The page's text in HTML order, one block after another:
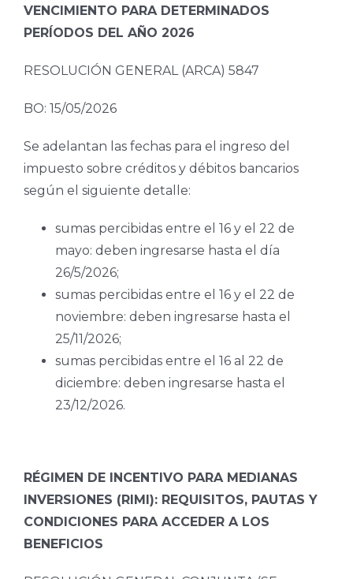
VENCIMIENTO PARA DETERMINADOS
PERÍODOS DEL AÑO 2026
RESOLUCIÓN GENERAL (ARCA) 5847
BO: 15/05/2026
Se adelantan las fechas para el ingreso del
impuesto sobre créditos y débitos bancarios
según el siguiente detalle:
sumas percibidas entre el 16 y el 22 de
mayo: deben ingresarse hasta el día
26/5/2026;
sumas percibidas entre el 16 y el 22 de
noviembre: deben ingresarse hasta el
25/11/2026;
sumas percibidas entre el 16 al 22 de
diciembre: deben ingresarse hasta el
23/12/2026.
RÉGIMEN DE INCENTIVO PARA MEDIANAS
INVERSIONES (RIMI): REQUISITOS, PAUTAS Y
CONDICIONES PARA ACCEDER A LOS
BENEFICIOS